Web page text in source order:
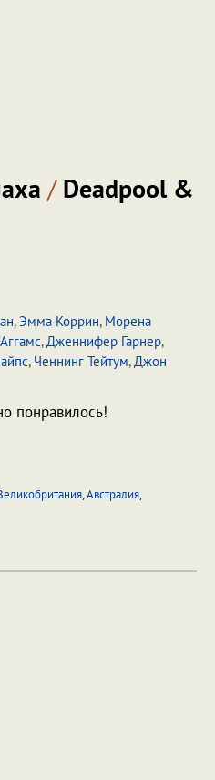
/Deadpool &
,Эмма Коррин, Морена
,Дженнифер Гарнер,
, Ченнинг Тейтум,Джон
понравилось!
,Австралия,